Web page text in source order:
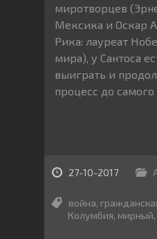
миротворцев
Мексика и Оскар
Рика: лауреат
мира), у Сантоса
выиграть и
процесс до самого
27-10-2017
война,
Колумбия, мирный,